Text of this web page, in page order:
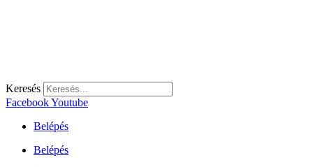
Keresés
FacebookYoutube
Belépés
Belépés